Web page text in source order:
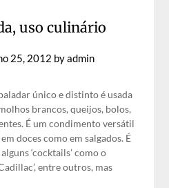
uso culinário
25, 2012 byadmin
único e distinto é usada
brancos, queijos, bolos,
É um condimento versátil
doces como em salgados. É
‘cocktails’ como o
entre outros, mas